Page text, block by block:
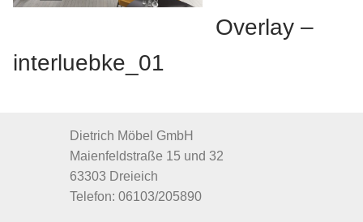
Overlay –
interluebke_01
Dietrich Möbel GmbH
Maienfeldstraße 15 und 32
63303 Dreieich
Telefon: 06103/205890